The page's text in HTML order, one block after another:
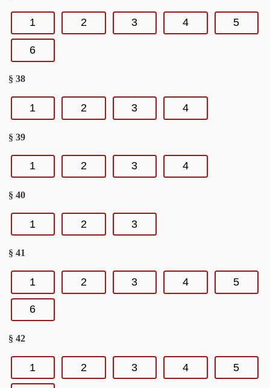
1 2 3 4 5
6
§ 38
1 2 3 4
§ 39
1 2 3 4
§ 40
1 2 3
§ 41
1 2 3 4 5
6
§ 42
1 2 3 4 5